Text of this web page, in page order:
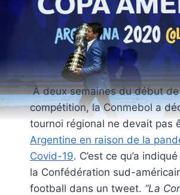
À deux semaines du début
compétition, la Conmebol a
tournoi régional ne devait pas
Argentine en raison de la
Covid-19. C’est ce qu’a
la Confédération sud-
football dans un tweet. “La